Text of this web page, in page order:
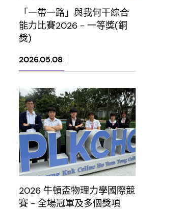
「一帶一路」與我何干綜合
能力比賽2026 - 一等獎(銅
獎)
2026.05.08
2026 牛頓盃物理力學國際競
賽 - 全場冠軍及多個獎項